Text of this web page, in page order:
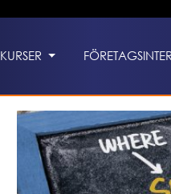
KURSER